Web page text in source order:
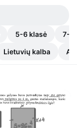
5-6 klasė 7-8
Lietuvių kalba